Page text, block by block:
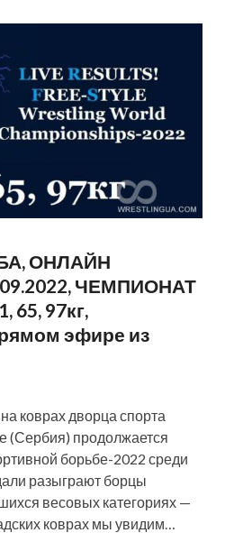
ОНЛАЙН
ЧЕМПИОНАТ
65, 97кг,
эфире из
коврах дворца спорта
(Сербия) продолжается
борьбе-2022 среди
разыграют борцы
весовых категориях —
коврах мы увидим…